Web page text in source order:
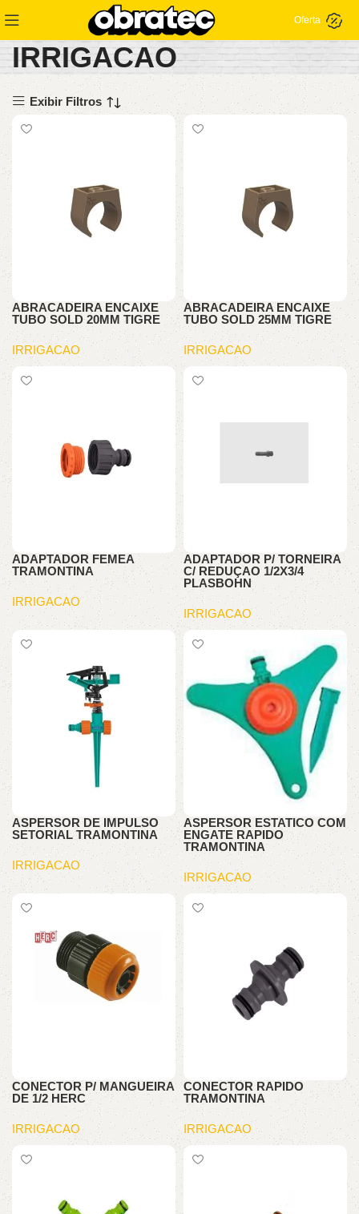
Oferta
IRRIGACAO
Exibir Filtros
ABRACADEIRA ENCAIXE
TUBO SOLD 20MM TIGRE
IRRIGACAO
ABRACADEIRA ENCAIXE
TUBO SOLD 25MM TIGRE
IRRIGACAO
ADAPTADOR FEMEA
TRAMONTINA
IRRIGACAO
ADAPTADOR P/ TORNEIRA
C/ REDUÇAO 1/2X3/4
PLASBOHN
IRRIGACAO
ASPERSOR DE IMPULSO
SETORIAL TRAMONTINA
IRRIGACAO
ASPERSOR ESTATICO COM
ENGATE RAPIDO
TRAMONTINA
IRRIGACAO
CONECTOR P/ MANGUEIRA
DE 1/2 HERC
IRRIGACAO
CONECTOR RAPIDO
TRAMONTINA
IRRIGACAO